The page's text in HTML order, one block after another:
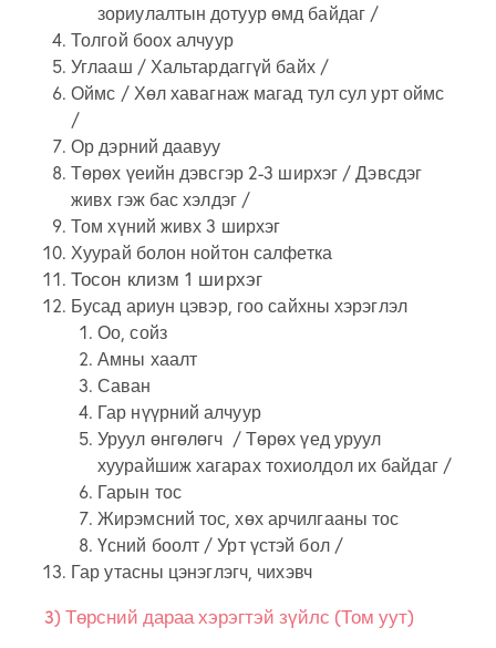
зориулалтын дотуур өмд байдаг /
Толгой боох алчуур
Углааш / Хальтардаггүй байх /
Оймс / Хөл хавагнаж магад тул сул урт оймс
/
Ор дэрний даавуу
Төрөх үеийн дэвсгэр 2-3 ширхэг / Дэвсдэг
живх гэж бас хэлдэг /
Том хүний живх 3 ширхэг
Хуурай болон нойтон салфетка
Тосон клизм 1 ширхэг
Бусад ариун цэвэр, гоо сайхны хэрэглэл
Оо, сойз
Амны хаалт
Саван
Гар нүүрний алчуур
Уруул өнгөлөгч / Төрөх үед уруул
хуурайшиж хагарах тохиолдол их байдаг /
Гарын тос
Жирэмсний тос, хөх арчилгааны тос
Үсний боолт / Урт үстэй бол /
Гар утасны цэнэглэгч, чихэвч
3) Төрсний дараа хэрэгтэй зүйлс (Том уут)​